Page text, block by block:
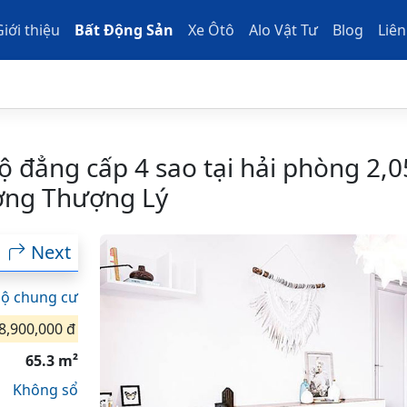
thiệu Bất Động Sản Xe Ôtô Alo Vật Tư Blog
đẳng cấp 4 sao tại hải phòng
Thượng Lý
Next
chung cư
đ
65.3 m²
Không sổ